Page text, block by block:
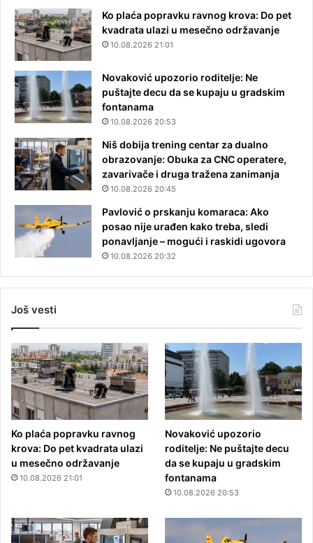
Ko plaća popravku ravnog krova: Do pet
kvadrata ulazi u mesečno održavanje
10.08.2026 21:01
Novaković upozorio roditelje: Ne
puštajte decu da se kupaju u gradskim
fontanama
10.08.2026 20:53
Niš dobija trening centar za dualno
obrazovanje: Obuka za CNC operatere,
zavarivače i druga tražena zanimanja
10.08.2026 20:45
Pavlović o prskanju komaraca: Ako
posao nije urađen kako treba, sledi
ponavljanje – mogući i raskidi ugovora
10.08.2026 20:32
Još vesti
Ko plaća popravku ravnog
krova: Do pet kvadrata ulazi
u mesečno održavanje
10.08.2026 21:01
Novaković upozorio
roditelje: Ne puštajte decu
da se kupaju u gradskim
fontanama
10.08.2026 20:53